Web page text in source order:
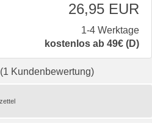
26,95 EUR
1-4 Werktage
kostenlos ab 49€ (D)
(1 Kundenbewertung)